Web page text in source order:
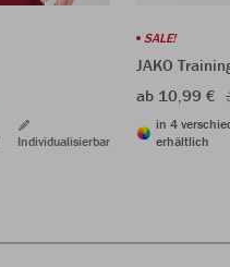
Individualisierbar
SALE!
JAKO
ab 10,99 €
in 4
erhältlich